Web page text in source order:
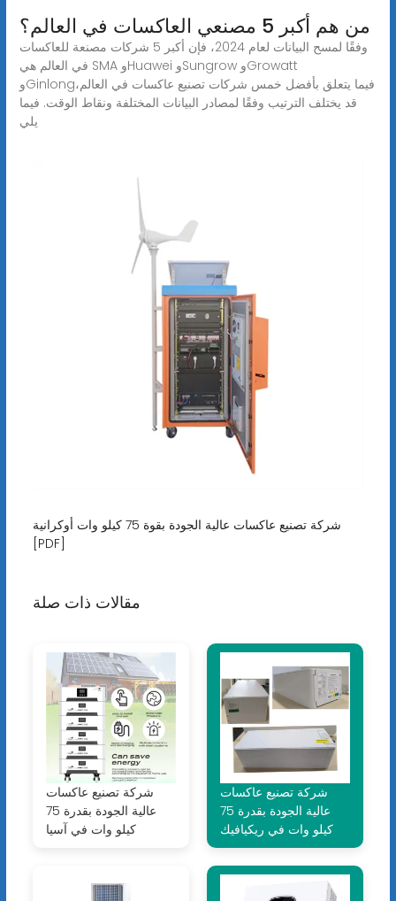
من هم أكبر 5 مصنعي العاكسات في العالم؟
وفقًا لمسح البيانات لعام 2024، فإن أكبر 5 شركات مصنعة للعاكسات
في العالم هي SMA وHuawei وSungrow وGrowatt
وGinlongفيما يتعلق بأفضل خمس شركات تصنيع عاكسات في العالم،
قد يختلف الترتيب وفقًا لمصادر البيانات المختلفة ونقاط الوقت. فيما
يلي
شركة تصنيع عاكسات عالية الجودة بقوة 75 كيلو وات أوكرانية
[PDF]
مقالات ذات صلة
شركة تصنيع عاكسات
عالية الجودة بقدرة 75
كيلو وات في آسيا
شركة تصنيع عاكسات
عالية الجودة بقدرة 75
كيلو وات في ريكيافيك